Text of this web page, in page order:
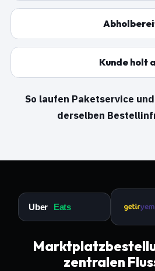
Kunde holt
So laufen Paketservice und
derselben
zentralen